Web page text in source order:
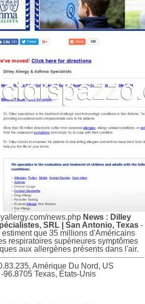
news.php News : Dilley
SRL | San Antonio, Texas -
estiment que 35 millions d'Américains
respiratoires supérieures symptômes
aux allergènes présents dans l'air.
Amérique Du Nord, US
96.8705 Texas, États-Unis